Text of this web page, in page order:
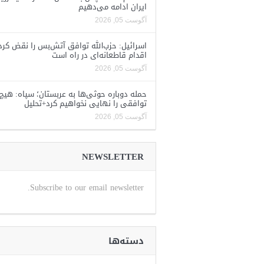
ایران ادامه می‌دهیم
آگوست 05, 2026
اسرائیل: حزب‌الله توافق آتش‌بس را نقض
اقدام قاطعانه‌ای در راه است
آگوست 05, 2026
حمله دوباره حوثی‌ها به عربستان؛ سپاه: هیچ
توافقی را نهایی نخواهیم کرد+تحلیل
آگوست 05, 2026
NEWSLETTER
Subscribe to our email newsletter.
دسته‌ها